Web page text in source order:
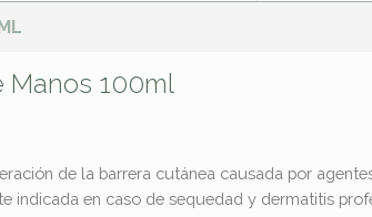
Manos 100ml
de la barrera cutánea causada por
indicada en caso de sequedad y dermatitis